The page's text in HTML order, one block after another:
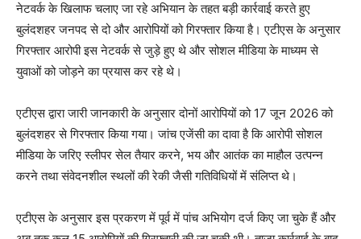
नेटवर्क के खिलाफ चलाए जा रहे अभियान के तहत बड़ी कार्रवाई करते हुए
बुलंदशहर जनपद से दो और आरोपियों को गिरफ्तार किया है। एटीएस के अनुसार
गिरफ्तार आरोपी इस नेटवर्क से जुड़े हुए थे और सोशल मीडिया के माध्यम से
युवाओं को जोड़ने का प्रयास कर रहे थे।
एटीएस द्वारा जारी जानकारी के अनुसार दोनों आरोपियों को 17 जून 2026 को
बुलंदशहर से गिरफ्तार किया गया। जांच एजेंसी का दावा है कि आरोपी सोशल
मीडिया के जरिए स्लीपर सेल तैयार करने, भय और आतंक का माहौल उत्पन्न
करने तथा संवेदनशील स्थलों की रेकी जैसी गतिविधियों में संलिप्त थे।
एटीएस के अनुसार इस प्रकरण में पूर्व में पांच अभियोग दर्ज किए जा चुके हैं और